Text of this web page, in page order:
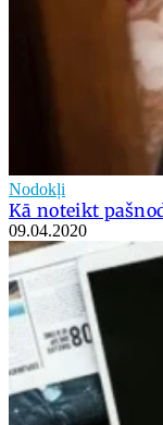
Nodokļi
Kā noteikt
09.04.2020